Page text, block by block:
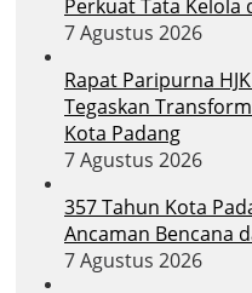
Perkuat Tata Kelola
7 Agustus 2026
Rapat Paripurna
Tegaskan
Kota Padang
7 Agustus 2026
357 Tahun Kota
Ancaman Bencana
7 Agustus 2026